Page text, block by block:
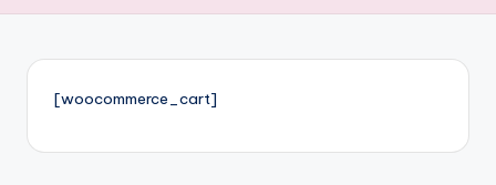
r
B
el
berhitung
tk
pdf[woocommerce_cart]